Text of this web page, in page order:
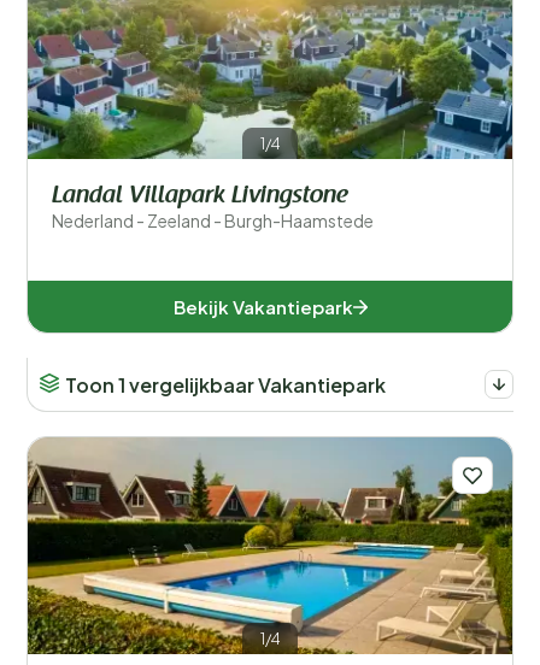
1/4
Landal Villapark Livingstone
Nederland - Zeeland - Burgh-Haamstede
Bekijk Vakantiepark
Toon 1 vergelijkbaar Vakantiepark
1/4